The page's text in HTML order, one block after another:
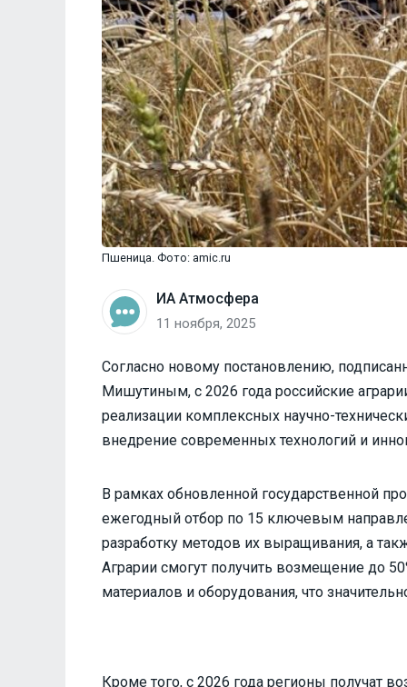
Пшеница. Фото: amic.ru
ИА Атмосфера
11 ноября, 2025
Согласно новому постановлению,
Мишутиным, с 2026 года российские
реализации комплексных научно-
внедрение современных технологий и
В рамках обновленной государственной
ежегодный отбор по 15 ключевым
разработку методов их выращивания, а
Аграрии смогут получить возмещение до
материалов и оборудования, что
Кроме того, с 2026 года регионы